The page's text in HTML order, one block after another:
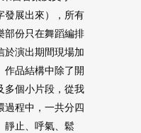
發展出來），所有
部份只在舞蹈編排
於演出期間現場加
作品結構中除了開
多個小片段，從我
過程中，一共分四
靜止、呼氣、鬆